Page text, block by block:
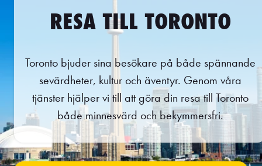
RESA TILL TORONTO
Toronto bjuder sina besökare på både spännande
sevärdheter, kultur och äventyr. Genom våra
tjänster hjälper vi till att göra din resa till Toronto
både minnesvärd och bekymmersfri.